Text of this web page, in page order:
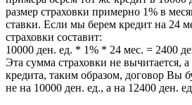
размер страховки примерно 1% в
ставки. Если мы берем кредит на 24
страховки составит:
10000 ден. ед. * 1% * 24 мес. = 2400
Эта сумма страховки не вычитается,
кредита, таким образом, договор Вы
не на 10000 ден. ед., а на 12400 ден.